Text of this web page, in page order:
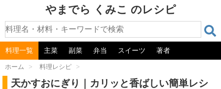
やまでら くみこ のレシピ
料理一覧 主菜 副菜 弁当 スイーツ 著者
ホーム > 料理レシピ >
天かすおにぎり｜カリッと香ばしい簡単レシ